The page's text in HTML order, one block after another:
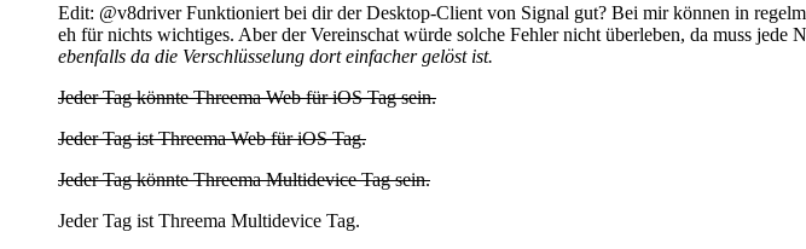
Edit: @v8driver Funktioniert bei dir der Desktop-Client von Signal gut? Bei mir können in
eh für nichts wichtiges. Aber der Vereinschat würde solche Fehler nicht überleben, da muss jede
ebenfalls da die Verschlüsselung dort einfacher gelöst ist.
Jeder Tag könnte Threema Web für iOS Tag sein.
Jeder Tag ist Threema Web für iOS Tag.
Jeder Tag könnte Threema Multidevice Tag sein.
Jeder Tag ist Threema Multidevice Tag.